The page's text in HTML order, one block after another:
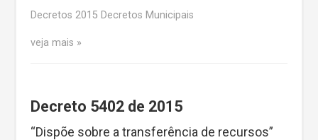
Decretos 2015 Decretos Municipais
veja mais
Decreto 5402 de 2015
“Dispõe sobre a transferência de recursos”